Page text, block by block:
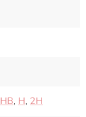
HB, H, 2H